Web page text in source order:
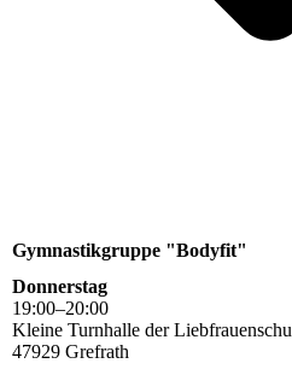
Gymnastikgruppe "Bodyfit"
Donnerstag
19:00–20:00
Kleine Turnhalle der
47929 Grefrath